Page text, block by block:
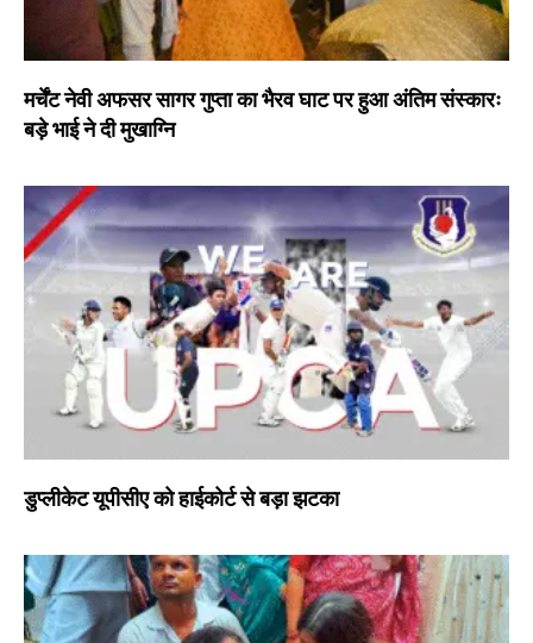
मर्चेंट नेवी अफसर सागर गुप्ता का भैरव घाट पर हुआ अंतिम संस्कारः
बड़े भाई ने दी मुखाग्नि
डुप्लीकेट यूपीसीए को हाईकोर्ट से बड़ा झटका